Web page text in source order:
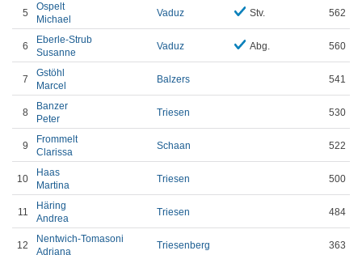
5
Ospelt
Michael
Vaduz Stv. 562
6
Eberle-Strub
Susanne
Vaduz Abg. 560
7
Gstöhl
Marcel
Balzers 541
8
Banzer
Peter
Triesen 530
9
Frommelt
Clarissa
Schaan 522
10
Haas
Martina
Triesen 500
11
Häring
Andrea
Triesen 484
12
Nentwich-Tomasoni
Adriana
Triesenberg 363